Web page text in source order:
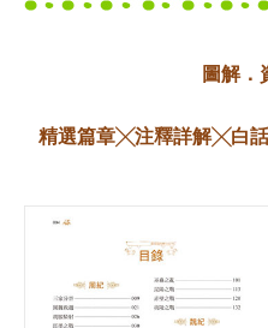
圖解．
精選篇章╳注釋詳解╳白